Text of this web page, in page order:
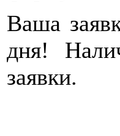
Ваша
дня!
заявки.